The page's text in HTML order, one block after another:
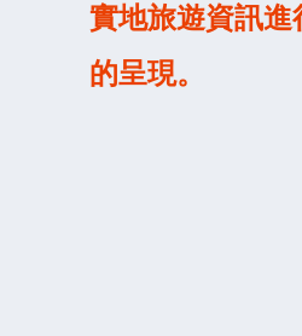
實地旅遊資訊進
的呈現。